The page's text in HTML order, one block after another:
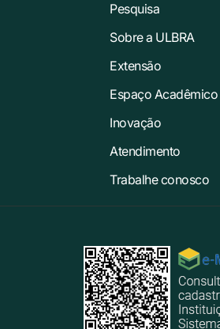
Pesquisa
Sobre a ULBRA
Extensão
Espaço Acadêmico
Inovação
Atendimento
Trabalhe conosco